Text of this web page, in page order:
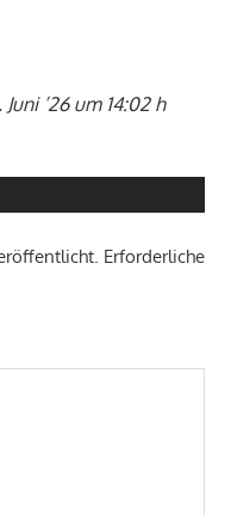
’26 um 14:02 h
Erforderliche